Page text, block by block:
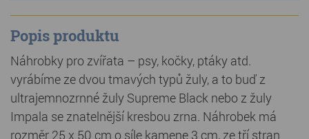
Popis produktu
Náhrobky pro zvířata – psy, kočky, ptáky atd.
vyrábíme ze dvou tmavých typů žuly, a to buď z
ultrajemnozrnné žuly Supreme Black nebo z žuly
Impala se znatelnější kresbou zrna. Náhrobek má
rozměr 25 x 50 cm o síle kamene 3 cm, ze tří stran